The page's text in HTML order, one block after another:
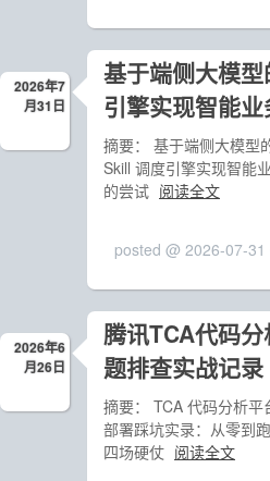
2026年7
月31日
基于端侧大模
引擎实现智能
摘要： 基于端侧大模型
Skill 调度引擎实现智能
的尝试 阅读全文
posted @ 2026-07-
2026年6
月26日
腾讯TCA代码
题排查实战记录
摘要： TCA 代码分析平
部署踩坑实录：从零到
四场硬仗 阅读全文